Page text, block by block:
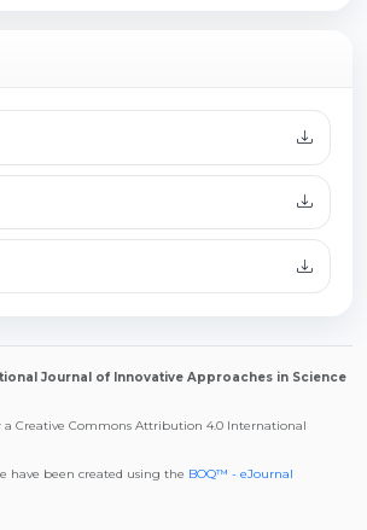
Journal of Innovative Approaches in Science
a Creative Commons Attribution 4.0 International
have been created using the BOQ™ - eJournal